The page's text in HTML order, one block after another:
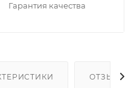
Гарантия качества
ОТЗЫВЫ